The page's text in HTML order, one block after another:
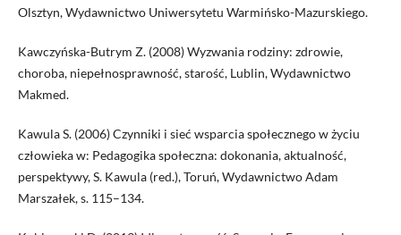
Olsztyn, Wydawnictwo Uniwersytetu Warmińsko-Mazurskiego.
Kawczyńska-Butrym Z. (2008) Wyzwania rodziny: zdrowie,
choroba, niepełnosprawność, starość, Lublin, Wydawnictwo
Makmed.
Kawula S. (2006) Czynniki i sieć wsparcia społecznego w życiu
człowieka w: Pedagogika społeczna: dokonania, aktualność,
perspektywy, S. Kawula (red.), Toruń, Wydawnictwo Adam
Marszałek, s. 115–134.